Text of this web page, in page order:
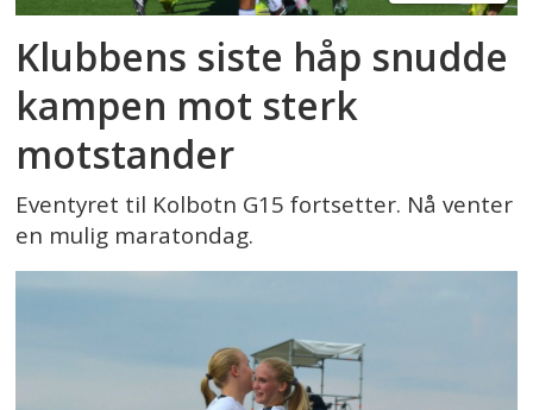
Klubbens siste håp snudde
kampen mot sterk
motstander
Eventyret til Kolbotn G15 fortsetter. Nå venter
en mulig maratondag.